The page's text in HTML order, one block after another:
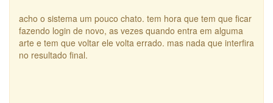
acho o sistema um pouco chato. tem hora que tem que ficar
fazendo login de novo, as vezes quando entra em alguma
arte e tem que voltar ele volta errado. mas nada que interfira
no resultado final.